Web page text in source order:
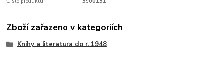
Zboží zařazeno v kategoriích
Knihy a literatura do r. 1948